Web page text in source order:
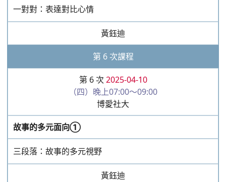
第 7 次
（四）晚上07:00～09:00
博愛社大
三段落：物件角色的練習
黃鈺迪
第 8 次課程
第 8 次
（四）晚上07:00～09:00